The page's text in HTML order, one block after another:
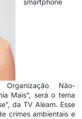
Organização Não-
Mais”, será o tema
da TV Aleam. Esse
crimes ambientais e